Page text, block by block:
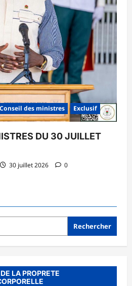
Conseil des ministres Exclusif
DU 30 JUILLET
30 juillet 2026 0
Rechercher
LA PROPRETE